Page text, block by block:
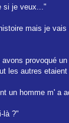
si je veux..."
mais je
provoqué
les autres
un homme m' a
là ?"